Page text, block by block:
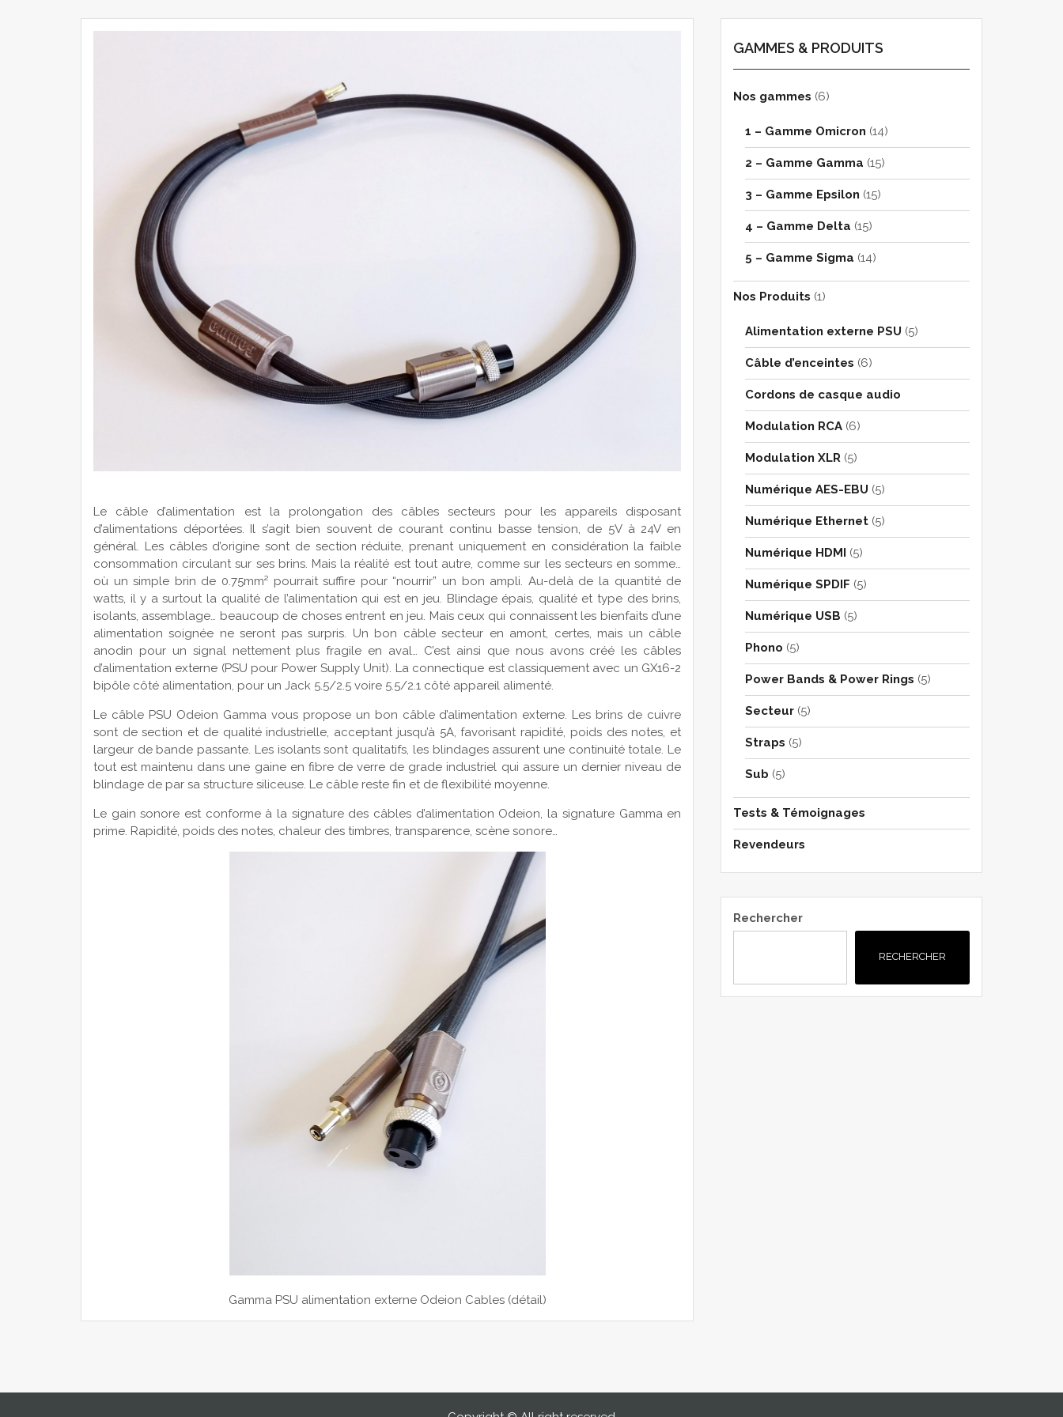
Le câble d’alimentation est la prolongation des câbles secteurs pour les appareils disposant
d’alimentations déportées. Il s’agit bien souvent de courant continu basse tension, de 5V à 24V en
général. Les câbles d’origine sont de section réduite, prenant uniquement en considération la faible
consommation circulant sur ses brins. Mais la réalité est tout autre, comme sur les secteurs en somme…
où un simple brin de 0.75mm² pourrait suffire pour “nourrir” un bon ampli. Au-delà de la quantité de
watts, il y a surtout la qualité de l’alimentation qui est en jeu. Blindage épais, qualité et type des brins,
isolants, assemblage… beaucoup de choses entrent en jeu. Mais ceux qui connaissent les bienfaits d’une
alimentation soignée ne seront pas surpris. Un bon câble secteur en amont, certes, mais un câble
anodin pour un signal nettement plus fragile en aval… C’est ainsi que nous avons créé les câbles
d’alimentation externe (PSU pour Power Supply Unit). La connectique est classiquement avec un GX16-2
bipôle côté alimentation, pour un Jack 5.5/2.5 voire 5.5/2.1 côté appareil alimenté.
Le câble PSU Odeion Gamma vous propose un bon câble d’alimentation externe. Les brins de cuivre
sont de section et de qualité industrielle, acceptant jusqu’à 5A, favorisant rapidité, poids des notes, et
largeur de bande passante. Les isolants sont qualitatifs, les blindages assurent une continuité totale. Le
tout est maintenu dans une gaine en fibre de verre de grade industriel qui assure un dernier niveau de
blindage de par sa structure siliceuse. Le câble reste fin et de flexibilité moyenne.
Le gain sonore est conforme à la signature des câbles d’alimentation Odeion, la signature Gamma en
prime. Rapidité, poids des notes, chaleur des timbres, transparence, scène sonore…
Gamma PSU alimentation externe Odeion Cables (détail)
GAMMES & PRODUITS
Nos gammes (6)
1 – Gamme Omicron (14)
2 – Gamme Gamma (15)
3 – Gamme Epsilon (15)
4 – Gamme Delta (15)
5 – Gamme Sigma (14)
Nos Produits (1)
Alimentation externe PSU (5)
Câble d’enceintes (6)
Cordons de casque audio
Modulation RCA (6)
Modulation XLR (5)
Numérique AES-EBU (5)
Numérique Ethernet (5)
Numérique HDMI (5)
Numérique SPDIF (5)
Numérique USB (5)
Phono (5)
Power Bands & Power Rings (5)
Secteur (5)
Straps (5)
Sub (5)
Tests & Témoignages
Revendeurs
Rechercher
RECHERCHER